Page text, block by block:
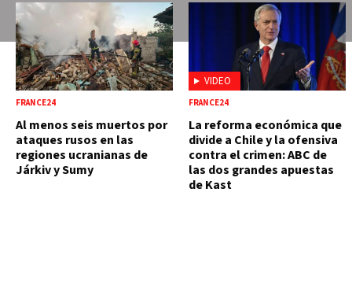
FRANCE24
Al menos seis muertos por
ataques rusos en las
regiones ucranianas de
Járkiv y Sumy
VIDEO
FRANCE24
La reforma económica que
divide a Chile y la ofensiva
contra el crimen: ABC de
las dos grandes apuestas
de Kast